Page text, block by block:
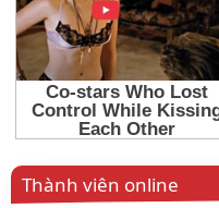
Thành viên online